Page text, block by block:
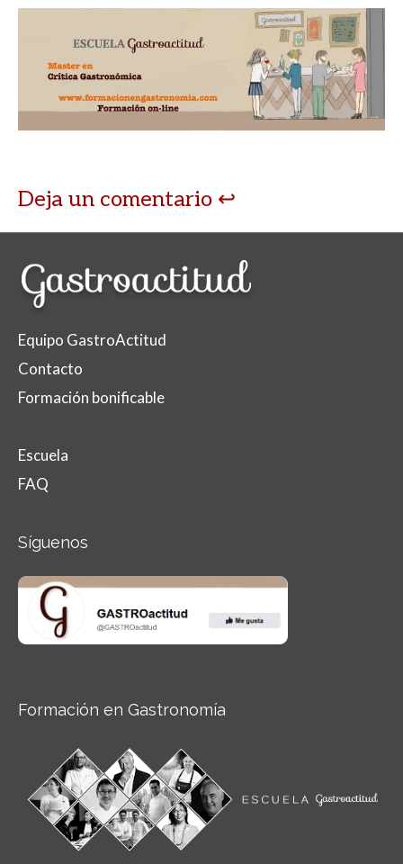
Deja un comentario
Equipo GastroActitud
Contacto
Formación bonificable
Escuela
FAQ
Síguenos
Formación en Gastronomía